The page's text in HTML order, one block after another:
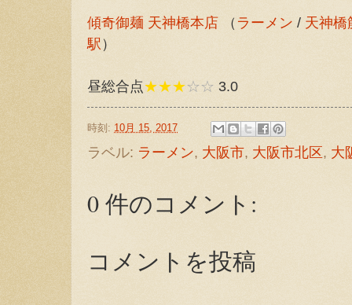
傾奇御麺 天神橋本店 （ ラーメン / 天神橋
駅）
昼総合点★★★☆☆ 3.0
時刻: 10月 15, 2017
ラベル: ラーメン, 大阪市, 大阪市北区, 大
0 件のコメント:
コメントを投稿